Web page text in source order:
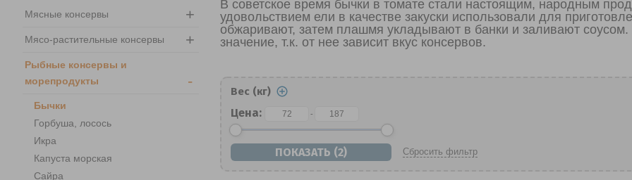
Мясные консервы +
Мясо-растительные консервы +
Рыбные консервы и
морепродукты
-
Бычки
Горбуша, лосось
Икра
Капуста морская
Сайра
В советское время бычки в томате стали настоящим, народным
удовольствием ели в качестве закуски использовали для
обжаривают, затем плашмя укладывают в банки и заливают
значение, т.к. от нее зависит вкус консервов.
Вес (кг)
Цена: -
Сбросить фильтр